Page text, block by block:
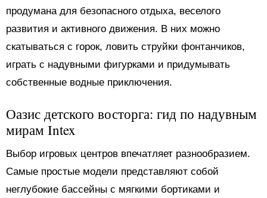
продумана для безопасного отдыха, веселого
развития и активного движения. В них можно
скатываться с горок, ловить струйки фонтанчиков,
играть с надувными фигурками и придумывать
собственные водные приключения.
Оазис детского восторга: гид по надувным
мирам Intex
Выбор игровых центров впечатляет разнообразием.
Самые простые модели представляют собой
неглубокие бассейны с мягкими бортиками и